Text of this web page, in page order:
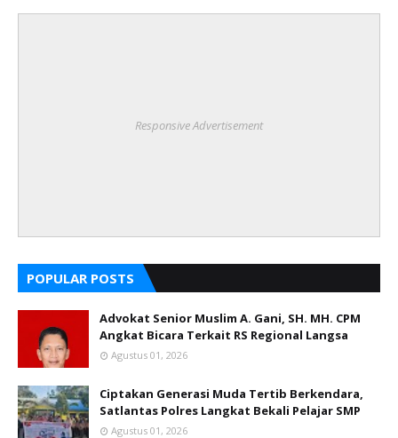
Responsive Advertisement
POPULAR POSTS
Advokat Senior Muslim A. Gani, SH. MH. CPM
Angkat Bicara Terkait RS Regional Langsa
Agustus 01, 2026
Ciptakan Generasi Muda Tertib Berkendara,
Satlantas Polres Langkat Bekali Pelajar SMP
Agustus 01, 2026